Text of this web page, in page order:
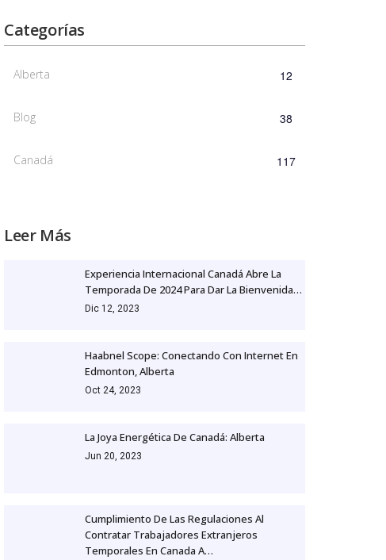
Categorías
Alberta 12
Blog 38
Canadá 117
Leer Más
Experiencia Internacional Canadá Abre La
Temporada De 2024 Para Dar La Bienvenida…
Dic 12, 2023
Haabnel Scope: Conectando Con Internet En
Edmonton, Alberta
Oct 24, 2023
La Joya Energética De Canadá: Alberta
Jun 20, 2023
Cumplimiento De Las Regulaciones Al
Contratar Trabajadores Extranjeros
Temporales En Canada A…